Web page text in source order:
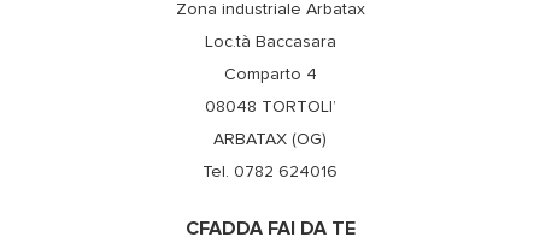
Zona industriale Arbatax
Loc.tà Baccasara
Comparto 4
08048 TORTOLI’
ARBATAX (OG)
Tel. 0782 624016
CFADDA FAI DA TE